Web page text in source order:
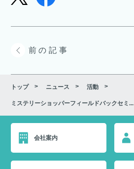
前の記事
トップ ニュース 活動
ミステリーショッパーフィールドバックセミ...
会社案内